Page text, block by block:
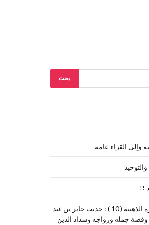
وإلى القراء عامة
!!
قطوف من روائع السيرة الذهبية ( 10 ) : حديث جابر بن عبد
وقصة جمله وزواجه وسداد الدين